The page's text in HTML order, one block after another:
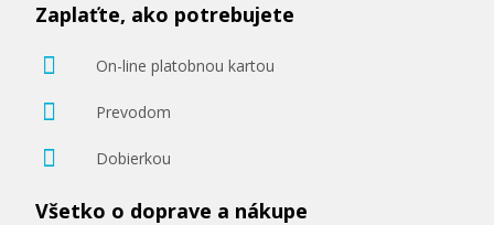
Zaplaťte, ako potrebujete
On-line platobnou kartou
Prevodom
Dobierkou
Všetko o doprave a nákupe